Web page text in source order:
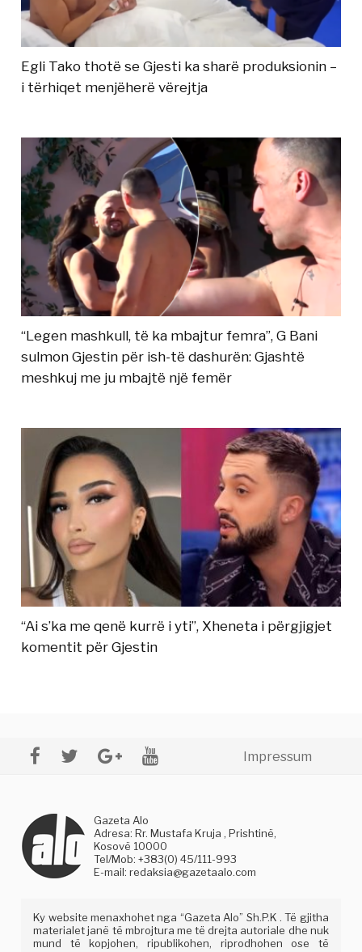
Egli Tako thotë se Gjesti ka sharë produksionin –
i tërhiqet menjëherë vërejtja
“Legen mashkull, të ka mbajtur femra”, G Bani
sulmon Gjestin për ish-të dashurën: Gjashtë
meshkuj me ju mbajtë një femër
“Ai s’ka me qenë kurrë i yti”, Xheneta i përgjigjet
komentit për Gjestin
Impressum
Gazeta Alo
Adresa: Rr. Mustafa Kruja , Prishtinë,
Kosovë 10000
Tel/Mob: +383(0) 45/111-993
E-mail:redaksia@gazetaalo.com
Ky website menaxhohet nga “Gazeta Alo” Sh.P.K . Të gjitha
materialet janë të mbrojtura me të drejta autoriale dhe nuk
mund të kopjohen, ripublikohen, riprodhohen ose të